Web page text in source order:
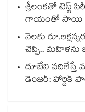
శ్రీలంకతో టెస్ట్
గాయంతో సాయి
నెలకు
చెప్పి.. మహిళను
దూబేని వదిలేస్తే
డెంజర్: హార్దిక్